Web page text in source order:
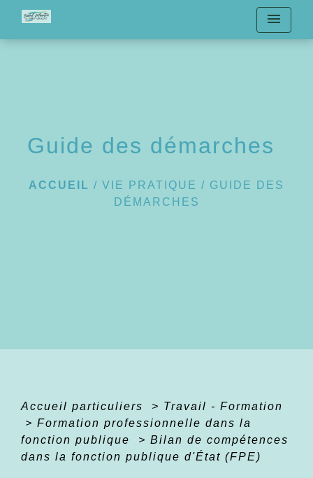
menu
Guide des démarches
ACCUEIL / VIE PRATIQUE / GUIDE DES
DÉMARCHES
Accueil particuliers > Travail - Formation
> Formation professionnelle dans la
fonction publique
> Bilan de compétences
dans la fonction publique d'État (FPE)